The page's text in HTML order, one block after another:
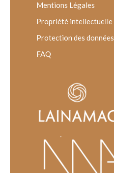
Mentions Légales
Propriété intellectuelle
Protection des données
FAQ